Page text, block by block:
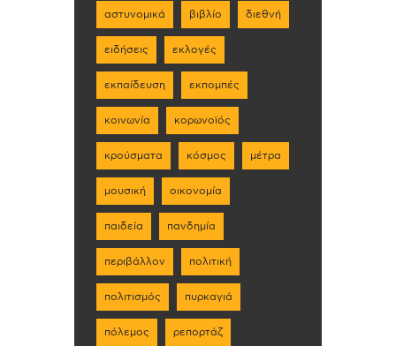
αστυνομικά βιβλίο διεθνή
ειδήσεις εκλογές
εκπαίδευση εκπομπές
κοινωνία κορωνοϊός
κρούσματα κόσμος μέτρα
μουσική οικονομία
παιδεία πανδημία
περιβάλλον πολιτική
πολιτισμός πυρκαγιά
πόλεμος ρεπορτάζ